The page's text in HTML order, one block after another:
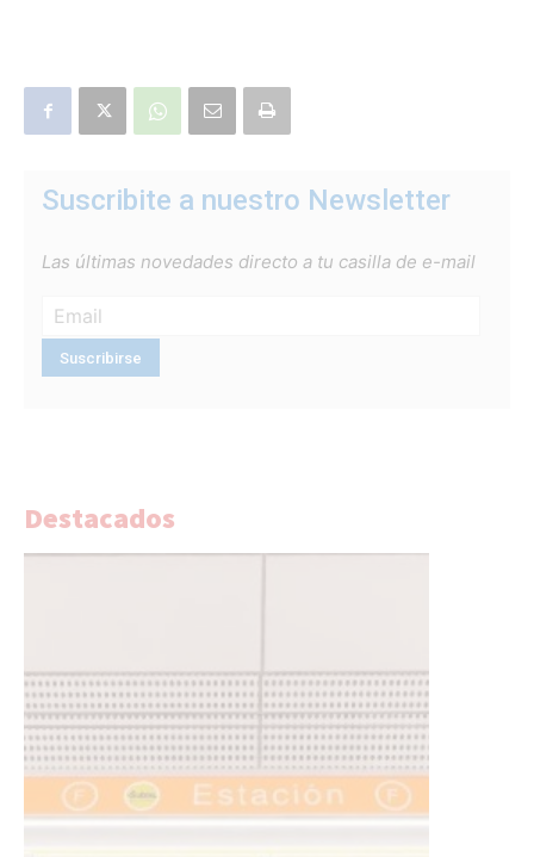
Suscribite a nuestro Newsletter
Las últimas novedades directo a tu casilla de e-mail
Destacados